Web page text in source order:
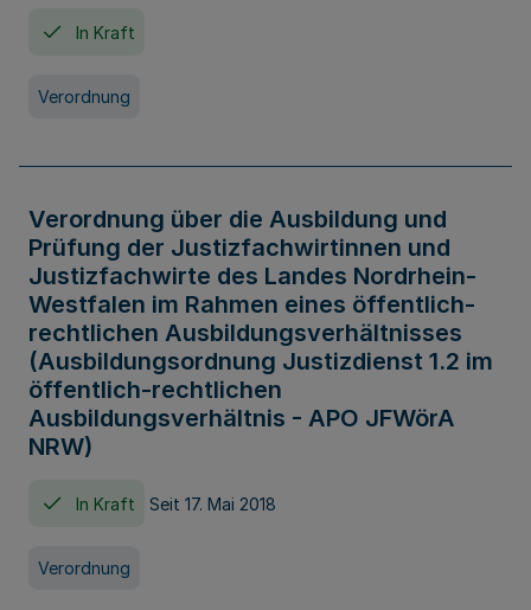
In Kraft
Verordnung
Verordnung über die Ausbildung und
Prüfung der Justizfachwirtinnen und
Justizfachwirte des Landes Nordrhein-
Westfalen im Rahmen eines öffentlich-
rechtlichen Ausbildungsverhältnisses
(Ausbildungsordnung Justizdienst 1.2 im
öffentlich-rechtlichen
Ausbildungsverhältnis - APO JFWörA
NRW)
In Kraft Seit 17. Mai 2018
Verordnung